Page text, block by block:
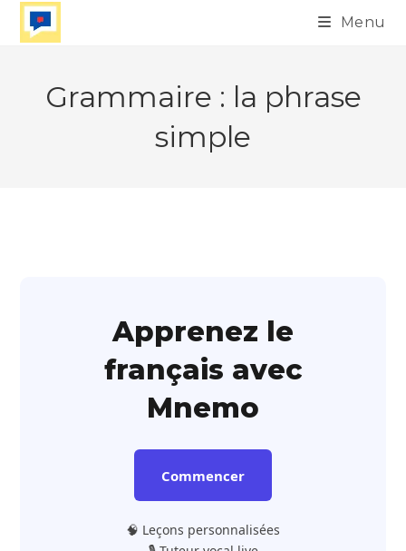
Skip
Menu
Grammaire : la phrase
simple
Apprenez le
français avec
Mnemo
Commencer
🧠 Leçons personnalisées